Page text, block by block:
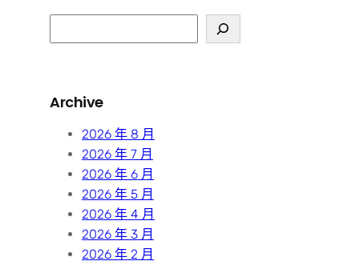
e
c
Archive
2026 年 8 月
2026 年 7 月
2026 年 6 月
2026 年 5 月
2026 年 4 月
2026 年 3 月
2026 年 2 月